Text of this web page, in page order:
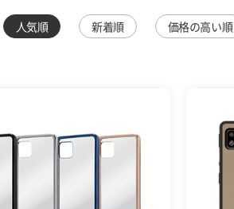
人気順 新着順 価格の高い順